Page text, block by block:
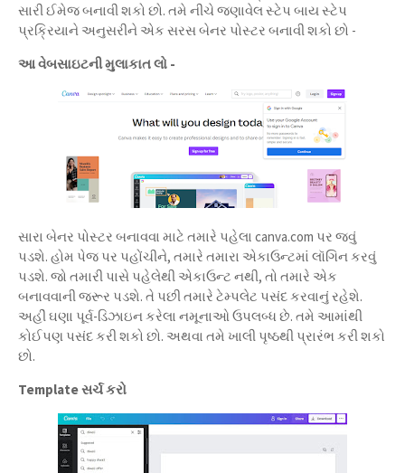
સારી ઈમેજ બનાવી શકો છો. તમે નીચે જણાવેલ સ્ટેપ બાય સ્ટેપ
પ્રક્રિયાને અનુસરીને એક સરસ બેનર પોસ્ટર બનાવી શકો છો -
આ વેબસાઇટની મુલાકાત લો -
સારા બેનર પોસ્ટર બનાવવા માટે તમારે પહેલા canva.com પર જવું
પડશે. હોમ પેજ પર પહોંચીને, તમારે તમારા એકાઉન્ટમાં લૉગિન કરવું
પડશે. જો તમારી પાસે પહેલેથી એકાઉન્ટ નથી, તો તમારે એક
બનાવવાની જરૂર પડશે. તે પછી તમારે ટેમ્પલેટ પસંદ કરવાનું રહેશે.
અહીં ઘણા પૂર્વ-ડિઝાઇન કરેલા નમૂનાઓ ઉપલબ્ધ છે. તમે આમાંથી
કોઈપણ પસંદ કરી શકો છો. અથવા તમે ખાલી પૃષ્ઠથી પ્રારંભ કરી શકો
છો.
Template સર્ચ કરો